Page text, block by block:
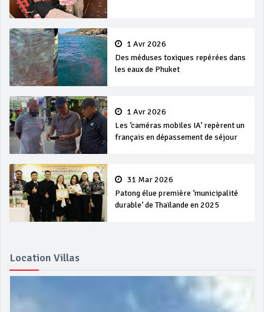
1 Avr 2026
Des méduses toxiques repérées dans
les eaux de Phuket
1 Avr 2026
Les ‘caméras mobiles IA’ repèrent un
français en dépassement de séjour
31 Mar 2026
Patong élue première ‘municipalité
durable’ de Thaïlande en 2025
Location Villas